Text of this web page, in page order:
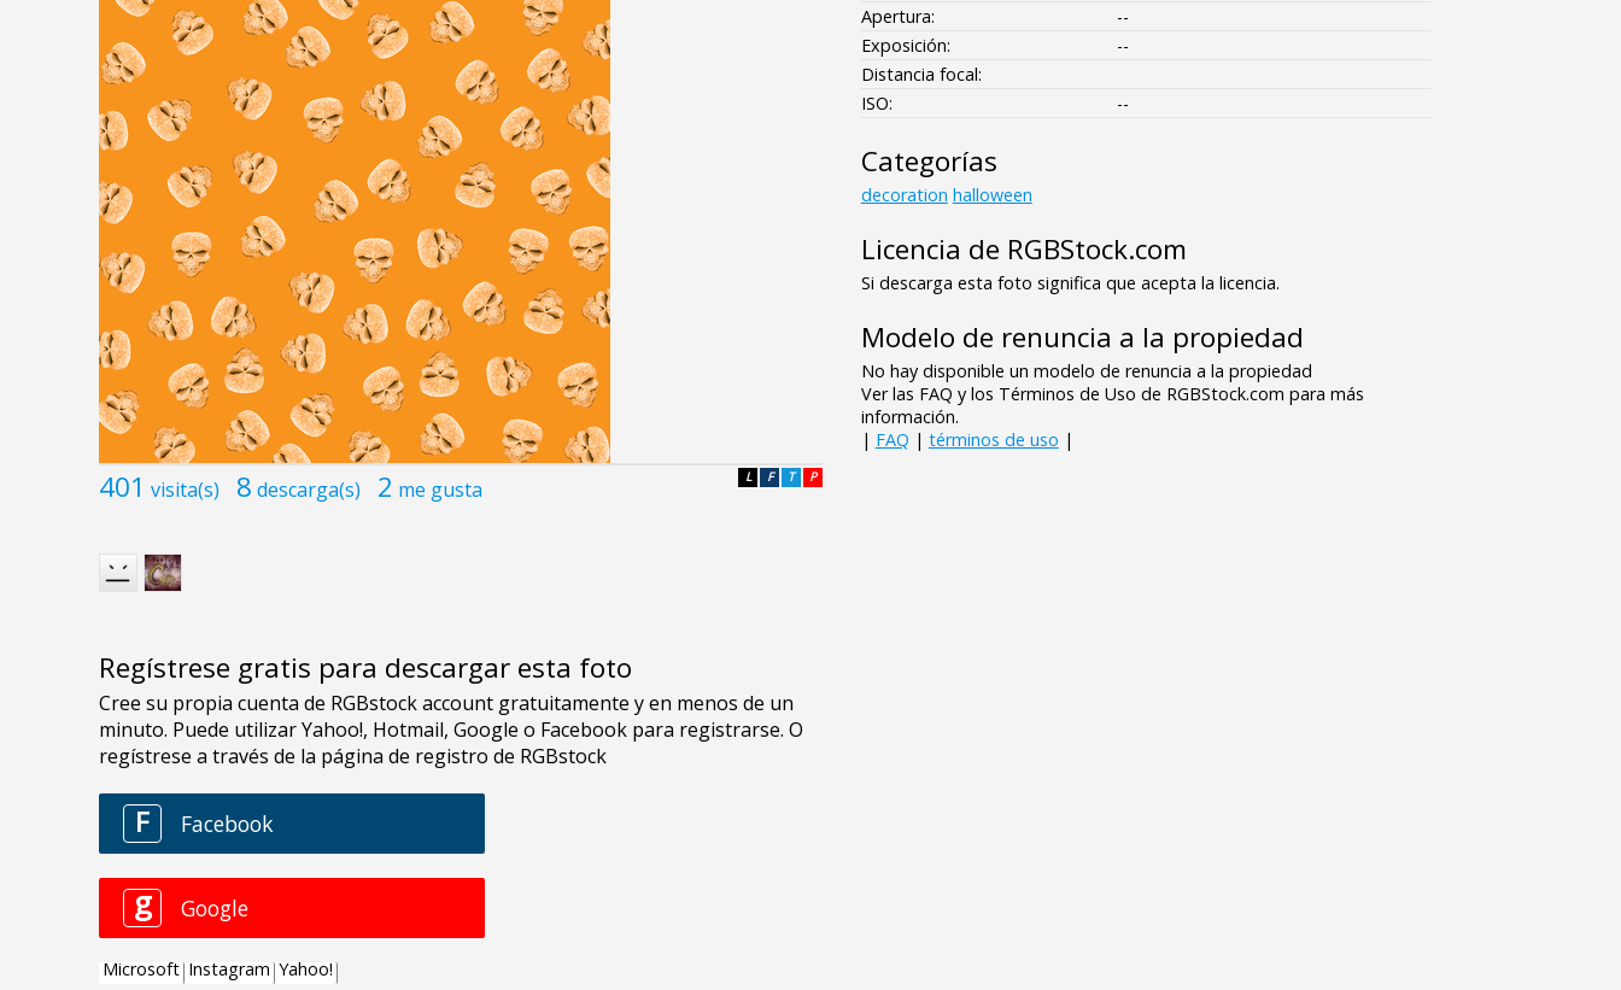
401 visita(s) 8 descarga(s) 2 me gusta P
T
F
L
Regístrese gratis para descargar esta foto
Apertura:
--
Exposición:
--
Distancia focal:
ISO:
--
Categorías
decoration halloween
Licencia de RGBStock.com
Si descarga esta foto significa que acepta la licencia.
Modelo de renuncia a la propiedad
No hay disponible un modelo de renuncia a la propiedad
Ver las FAQ y los Términos de Uso de RGBStock.com para más
información.
| FAQ | términos de uso |